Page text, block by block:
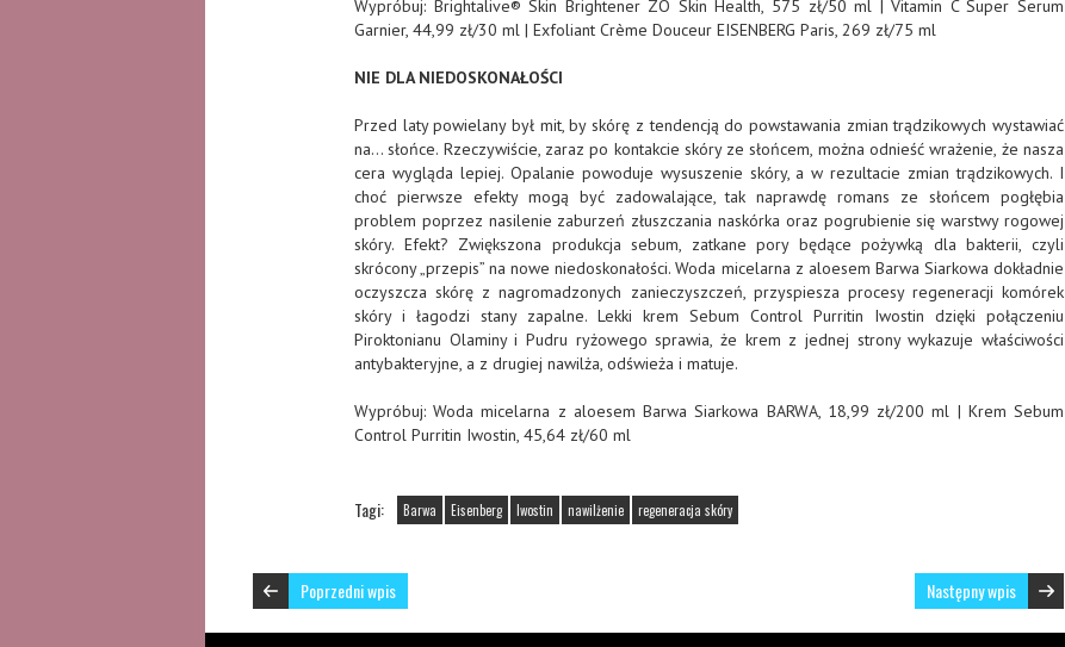
Wypróbuj: Brightalive® Skin Brightener ZO Skin Health, 575 zł/50 ml | Vitamin C Super Serum
Garnier, 44,99 zł/30 ml | Exfoliant Crème Douceur EISENBERG Paris, 269 zł/75 ml
NIE DLA NIEDOSKONAŁOŚCI
Przed laty powielany był mit, by skórę z tendencją do powstawania zmian trądzikowych wystawiać
na… słońce. Rzeczywiście, zaraz po kontakcie skóry ze słońcem, można odnieść wrażenie, że nasza
cera wygląda lepiej. Opalanie powoduje wysuszenie skóry, a w rezultacie zmian trądzikowych. I
choć pierwsze efekty mogą być zadowalające, tak naprawdę romans ze słońcem pogłębia
problem poprzez nasilenie zaburzeń złuszczania naskórka oraz pogrubienie się warstwy rogowej
skóry. Efekt? Zwiększona produkcja sebum, zatkane pory będące pożywką dla bakterii, czyli
skrócony „przepis” na nowe niedoskonałości. Woda micelarna z aloesem Barwa Siarkowa dokładnie
oczyszcza skórę z nagromadzonych zanieczyszczeń, przyspiesza procesy regeneracji komórek
skóry i łagodzi stany zapalne. Lekki krem Sebum Control Purritin Iwostin dzięki połączeniu
Piroktonianu Olaminy i Pudru ryżowego sprawia, że krem z jednej strony wykazuje właściwości
antybakteryjne, a z drugiej nawilża, odświeża i matuje.
Wypróbuj: Woda micelarna z aloesem Barwa Siarkowa BARWA, 18,99 zł/200 ml | Krem Sebum
Control Purritin Iwostin, 45,64 zł/60 ml
Tagi: Barwa Eisenberg Iwostin nawilżenie regeneracja skóry
Poprzedni wpis Następny wpis